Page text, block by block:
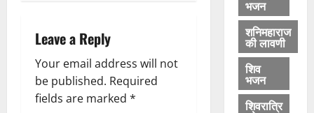
a
v
i
Leave a Reply
Your email address will not
be published. Required
fields are marked *
भजन
शनिमहाराज
की लावणी
शिव
भजन
शिवरात्रि